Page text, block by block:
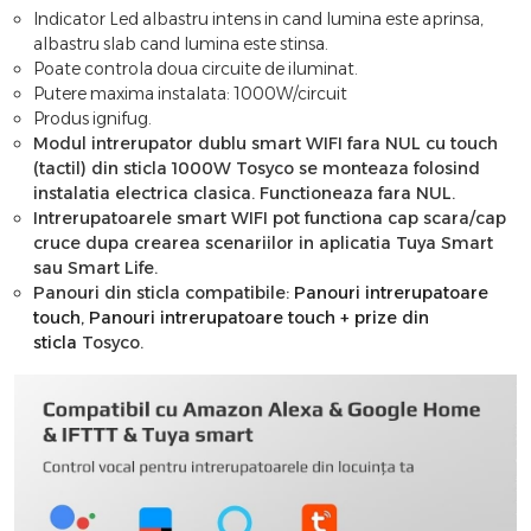
Indicator Led albastru intens in cand lumina este aprinsa,
albastru slab cand lumina este stinsa.
Poate controla doua circuite de iluminat.
Putere maxima instalata: 1000W/circuit
Produs ignifug.
Modul intrerupator dublu smart WIFI fara NUL cu touch
(tactil) din sticla 1000W Tosyco se monteaza folosind
instalatia electrica clasica. Functioneaza fara NUL.
Intrerupatoarele smart WIFI pot functiona cap scara/cap
cruce dupa crearea scenariilor in aplicatia Tuya Smart
sau Smart Life.
Panouri din sticla compatibile: Panouri intrerupatoare
touch, Panouri intrerupatoare touch + prize din
sticla Tosyco.